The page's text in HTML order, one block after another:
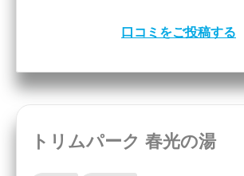
口コミをご投稿する
トリムパーク 春光の湯